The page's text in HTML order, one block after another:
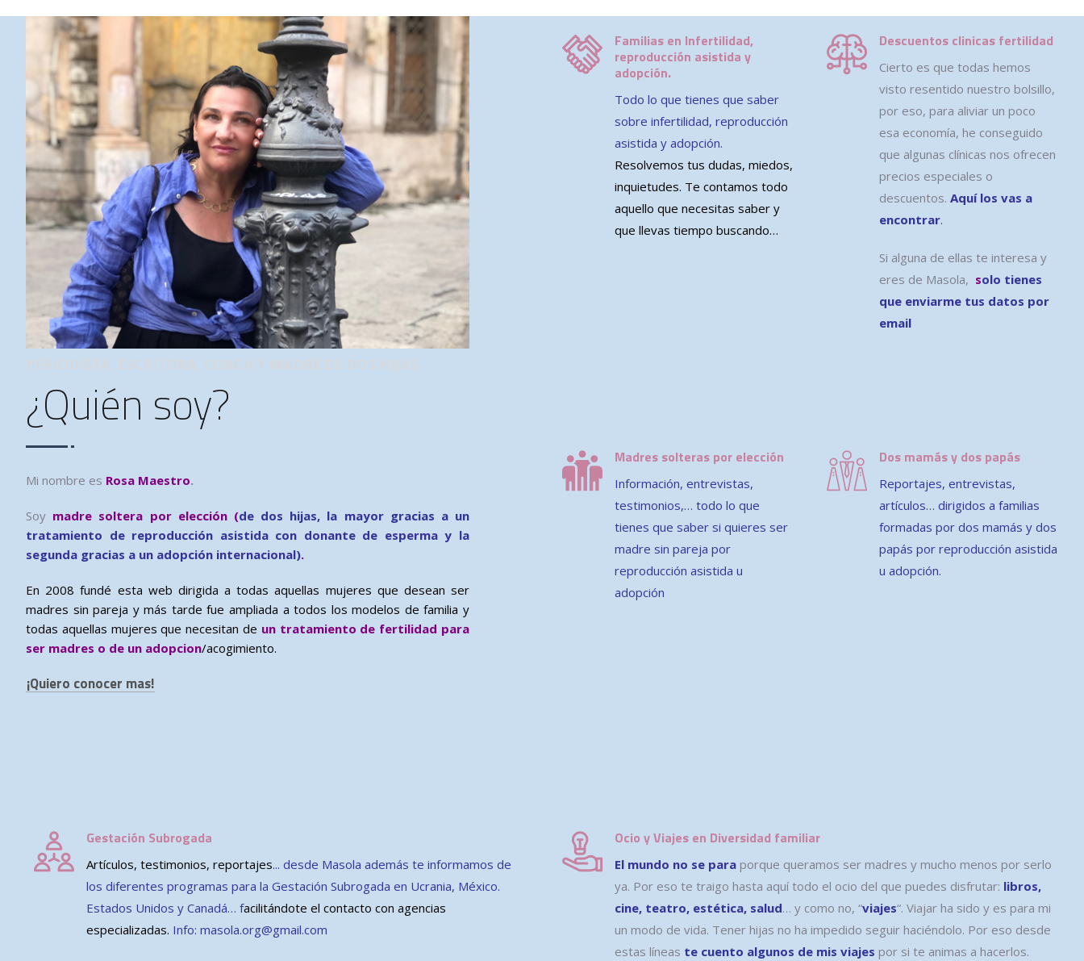
¿Quién soy?
Mi nombre es Rosa Maestro.
Soy madre soltera por elección (de dos hijas, la mayor gracias a un
tratamiento de reproducción asistida con donante de esperma y la
segunda gracias a un adopción internacional).
En 2008 fundé esta web dirigida a todas aquellas mujeres que desean ser
madres sin pareja y más tarde fue ampliada a todos los modelos de familia y
todas aquellas mujeres que necesitan de un tratamiento de fertilidad para
ser madres o de un adopcion/acogimiento.
¡Quiero conocer mas!
Familias en Infertilidad,
reproducción asistida y
adopción.
Todo lo que tienes que saber
sobre infertilidad, reproducción
asistida y adopción.
Resolvemos tus dudas, miedos,
inquietudes. Te contamos todo
aquello que necesitas saber y
que llevas tiempo buscando…
Descuentos clinicas fertilidad
Cierto es que todas hemos
visto resentido nuestro bolsillo,
por eso, para aliviar un poco
esa economía, he conseguido
que algunas clínicas nos ofrecen
precios especiales o
descuentos. Aquí los vas a
encontrar.
Si alguna de ellas te interesa y
eres de Masola, solo tienes
que enviarme tus datos por
email
Madres solteras por elección
Información, entrevistas,
testimonios,… todo lo que
tienes que saber si quieres ser
madre sin pareja por
reproducción asistida u
adopción
Dos mamás y dos papás
Reportajes, entrevistas,
artículos… dirigidos a familias
formadas por dos mamás y dos
papás por reproducción asistida
u adopción.
Gestación Subrogada
Artículos, testimonios, reportajes... desde Masola además te informamos de
los diferentes programas para la Gestación Subrogada en Ucrania, México.
Estados Unidos y Canadá… facilitándote el contacto con agencias
especializadas. Info: masola.org@gmail.com
Ocio y Viajes en Diversidad familiar
El mundo no se para porque queramos ser madres y mucho menos por serlo
ya. Por eso te traigo hasta aquí todo el ocio del que puedes disfrutar: libros,
cine, teatro, estética, salud… y como no, “viajes“. Viajar ha sido y es para mi
un modo de vida. Tener hijas no ha impedido seguir haciéndolo. Por eso desde
estas líneas te cuento algunos de mis viajes por si te animas a hacerlos.